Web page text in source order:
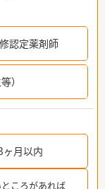
認定薬剤師
）
ヶ月以内
ところがあれば